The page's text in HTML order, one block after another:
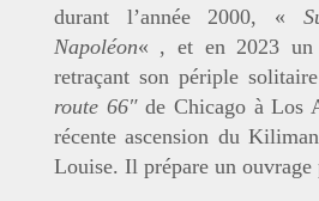
durant l’année 2000, «
Napoléon« , et en 2023 un
retraçant son périple
route 66″de Chicago à Los
récente ascension du
Louise. Il prépare un